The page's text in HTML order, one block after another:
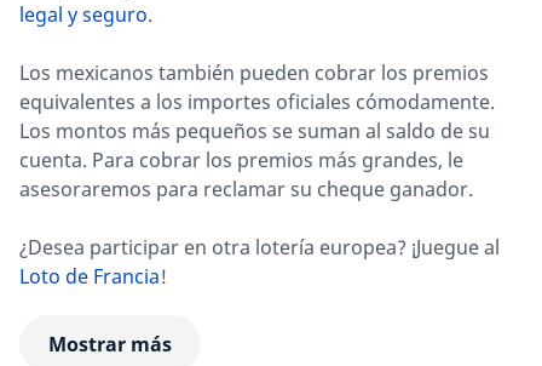
legal y seguro.
Los mexicanos también pueden cobrar los premios
equivalentes a los importes oficiales cómodamente.
Los montos más pequeños se suman al saldo de su
cuenta. Para cobrar los premios más grandes, le
asesoraremos para reclamar su cheque ganador.
¿Desea participar en otra lotería europea? ¡Juegue al
Loto de Francia!
Mostrar más